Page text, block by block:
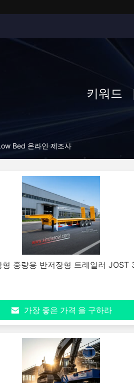
키워드
Bed 온라인 제조사
형 중량용 반저장형 트레일러 JOST
가장 좋은 가격 을 구하라